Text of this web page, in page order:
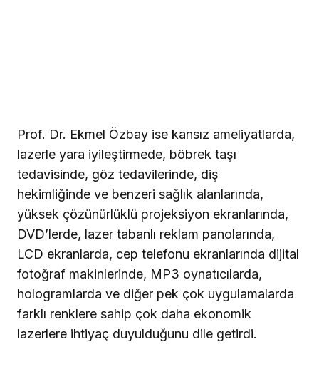
Prof. Dr. Ekmel Özbay ise kansız ameliyatlarda,
lazerle yara iyileştirmede, böbrek taşı
tedavisinde, göz tedavilerinde, diş
hekimliğinde ve benzeri sağlık alanlarında,
yüksek çözünürlüklü projeksiyon ekranlarında,
DVD’lerde, lazer tabanlı reklam panolarında,
LCD ekranlarda, cep telefonu ekranlarında dijital
fotoğraf makinlerinde, MP3 oynatıcılarda,
hologramlarda ve diğer pek çok uygulamalarda
farklı renklere sahip çok daha ekonomik
lazerlere ihtiyaç duyulduğunu dile getirdi.